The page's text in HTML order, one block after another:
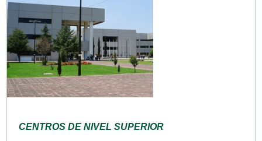
CENTROS DE NIVEL SUPERIOR